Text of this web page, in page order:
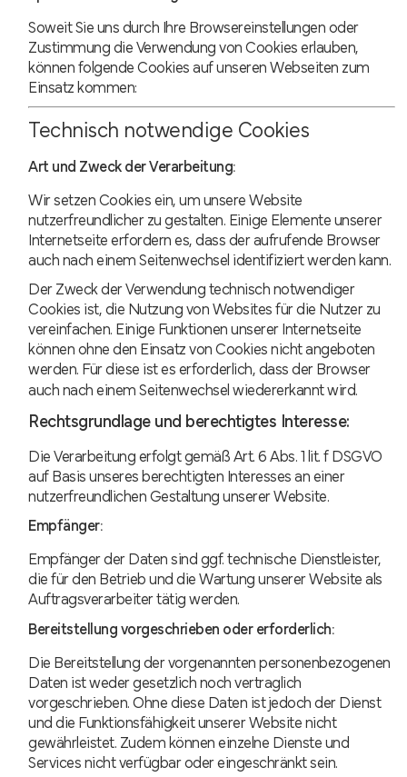
Soweit Sie uns durch Ihre Browsereinstellungen oder
Zustimmung die Verwendung von Cookies erlauben,
können folgende Cookies auf unseren Webseiten zum
Einsatz kommen:
Technisch notwendige Cookies
Art und Zweck der Verarbeitung:
Wir setzen Cookies ein, um unsere Website
nutzerfreundlicher zu gestalten. Einige Elemente unserer
Internetseite erfordern es, dass der aufrufende Browser
auch nach einem Seitenwechsel identifiziert werden kann.
Der Zweck der Verwendung technisch notwendiger
Cookies ist, die Nutzung von Websites für die Nutzer zu
vereinfachen. Einige Funktionen unserer Internetseite
können ohne den Einsatz von Cookies nicht angeboten
werden. Für diese ist es erforderlich, dass der Browser
auch nach einem Seitenwechsel wiedererkannt wird.
Rechtsgrundlage und berechtigtes Interesse:
Die Verarbeitung erfolgt gemäß Art. 6 Abs. 1 lit. f DSGVO
auf Basis unseres berechtigten Interesses an einer
nutzerfreundlichen Gestaltung unserer Website.
Empfänger:
Empfänger der Daten sind ggf. technische Dienstleister,
die für den Betrieb und die Wartung unserer Website als
Auftragsverarbeiter tätig werden.
Bereitstellung vorgeschrieben oder erforderlich:
Die Bereitstellung der vorgenannten personenbezogenen
Daten ist weder gesetzlich noch vertraglich
vorgeschrieben. Ohne diese Daten ist jedoch der Dienst
und die Funktionsfähigkeit unserer Website nicht
gewährleistet. Zudem können einzelne Dienste und
Services nicht verfügbar oder eingeschränkt sein.